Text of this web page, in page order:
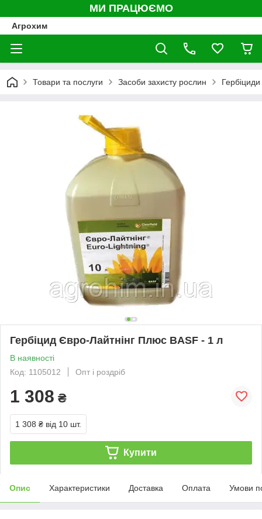
МИ ПРАЦЮЄМО
Агрохим
Товари та послуги Засоби захисту рослин Гербіциди
Гербіцид Євро-Лайтнінг Плюс BASF - 1 л
В наявності
Код: 1105012
Опт і роздріб
1 308 ₴
1 308 ₴ від 10 шт.
Купити
Опис Характеристики Доставка Оплата Умови